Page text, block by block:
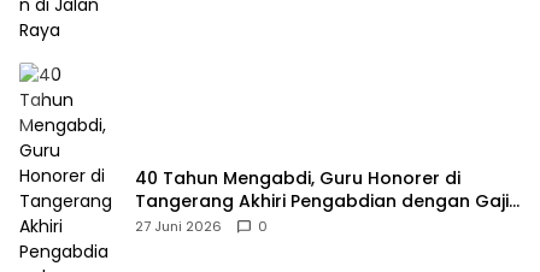
40 Tahun Mengabdi, Guru Honorer di
Tangerang Akhiri Pengabdian dengan Gaji
Rp414 Ribu
27 Juni 2026 0